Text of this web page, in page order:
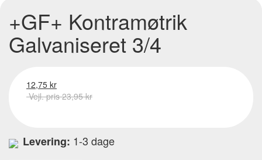
+GF+ Kontramøtrik
Galvaniseret 3/4
12,75 kr
Vejl. pris 23,95 kr
Levering: 1-3 dage